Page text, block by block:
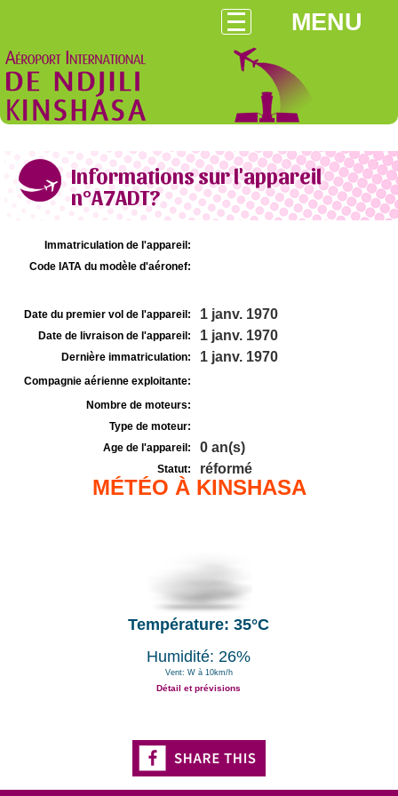
MENU
Informations sur l'appareil
n°A7ADT?
Immatriculation de l'appareil:
Code IATA du modèle d'aéronef:
Date du premier vol de l'appareil: 1 janv. 1970
Date de livraison de l'appareil: 1 janv. 1970
Dernière immatriculation: 1 janv. 1970
Compagnie aérienne exploitante:
Nombre de moteurs:
Type de moteur:
Age de l'appareil:
0 an(s)
Statut: réformé
MÉTÉO À KINSHASA
Température: 35°C
Humidité: 26%
Vent: W à 10km/h
Détail et prévisions